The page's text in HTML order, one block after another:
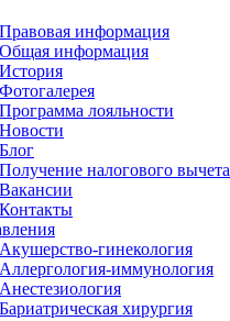
Правовая информация
Общая информация
История
Фотогалерея
Программа лояльности
Новости
Блог
Получение налогового вычета
Вакансии
Контакты
Акушерство-гинекология
Аллергология-иммунология
Анестезиология
Бариатрическая хирургия